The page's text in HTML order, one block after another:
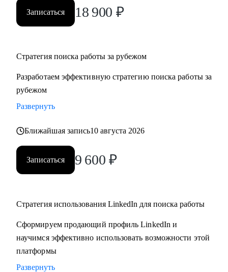
Записаться 18 900 ₽
Стратегия поиска работы за рубежом
Разработаем эффективную стратегию поиска работы за
рубежом
Развернуть
Ближайшая запись10 августа 2026
Записаться 9 600 ₽
Стратегия использования LinkedIn для поиска работы
Сформируем продающий профиль LinkedIn и
научимся эффективно использовать возможности этой
платформы
Развернуть